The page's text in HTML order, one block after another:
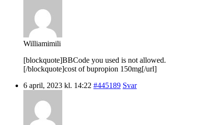
Williamimili
[blockquote]BBCode you used is not allowed.
[/blockquote]cost of bupropion 150mg[/url]
6 april, 2023 kl. 14:22 #445189 Svar